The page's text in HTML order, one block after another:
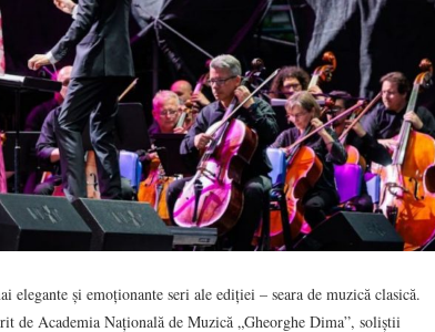
și emoționante seri ale ediției – seara de muzică clasică.
de Academia Națională de Muzică „Gheorghe Dima”, soliștii